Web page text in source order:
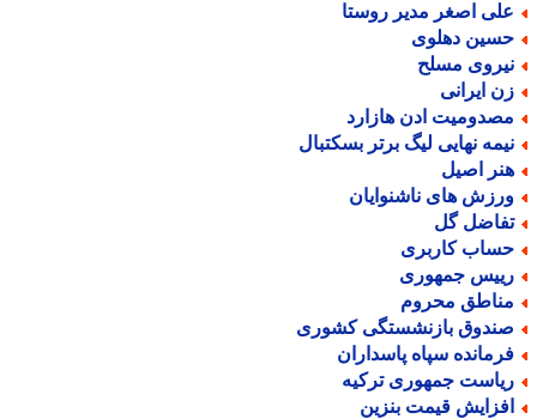
اصغر مدیر روستا
دهلوی
مسلح
ایرانی
ادن هازارد
نهایی لیگ برتر بسکتبال
اصیل
های ناشنوایان
گل
کاربری
جمهوری
محروم
بازنشستگی کشوری
سپاه پاسداران
جمهوری ترکیه
قیمت بنزین